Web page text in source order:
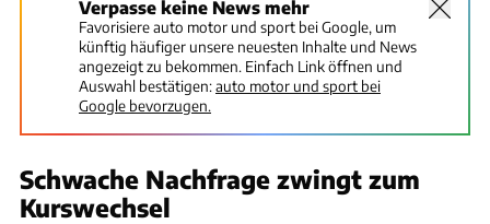
Verpasse keine News mehr
Favorisiere auto motor und sport bei Google, um
künftig häufiger unsere neuesten Inhalte und News
angezeigt zu bekommen. Einfach Link öffnen und
Auswahl bestätigen:auto motor und sport bei
Google bevorzugen.
Schwache Nachfrage zwingt zum
Kurswechsel